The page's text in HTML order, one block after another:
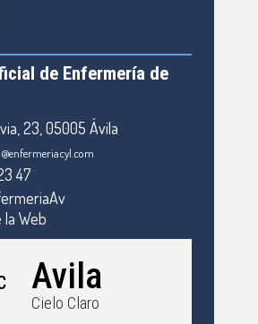
de Enfermería de
23, 05005 Ávila
47
la Web
Avila
Cielo Claro